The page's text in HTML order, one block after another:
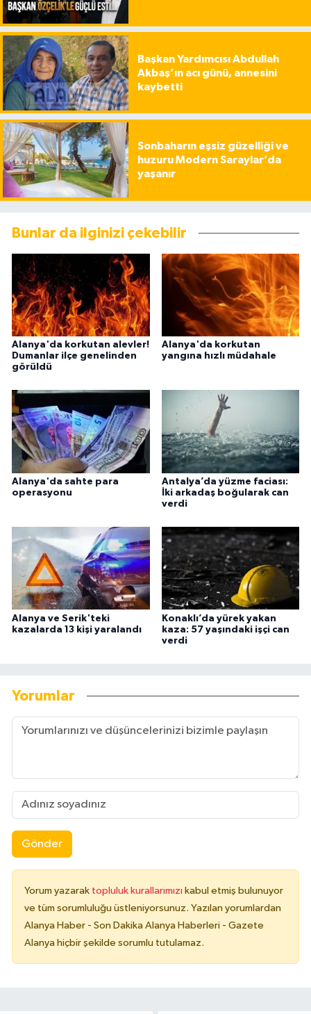
Başkan Yardımcısı Abdullah
Akbaş’ın acı günü, annesini
kaybetti
Sonbaharın eşsiz güzelliği ve
huzuru Modern Saraylar’da
yaşanır
Bunlar da ilginizi çekebilir
Alanya'da korkutan alevler!
Dumanlar ilçe genelinden
görüldü
Alanya'da korkutan
yangına hızlı müdahale
Alanya'da sahte para
operasyonu
Antalya’da yüzme faciası:
İki arkadaş boğularak can
verdi
Alanya ve Serik'teki
kazalarda 13 kişi yaralandı
Konaklı’da yürek yakan
kaza: 57 yaşındaki işçi can
verdi
Yorumlar
Gönder
Yorum yazarak topluluk kurallarımızı kabul etmiş bulunuyor
ve tüm sorumluluğu üstleniyorsunuz. Yazılan yorumlardan
Alanya Haber - Son Dakika Alanya Haberleri - Gazete
Alanya hiçbir şekilde sorumlu tutulamaz.